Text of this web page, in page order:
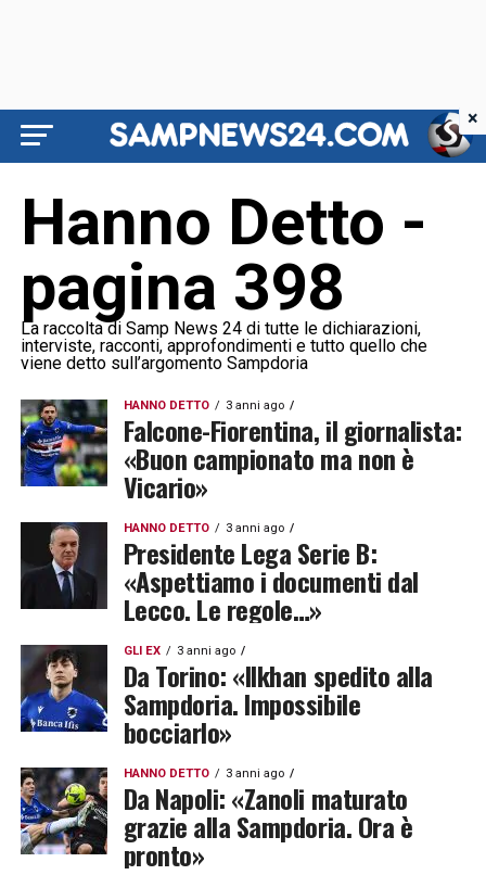
Hanno Detto -
pagina 398
La raccolta di Samp News 24 di tutte le dichiarazioni,
interviste, racconti, approfondimenti e tutto quello che
viene detto sull’argomento Sampdoria
HANNO DETTO 3 anni ago
Falcone-Fiorentina, il giornalista:
«Buon campionato ma non è
Vicario»
HANNO DETTO 3 anni ago
Presidente Lega Serie B:
«Aspettiamo i documenti dal
Lecco. Le regole…»
GLI EX 3 anni ago
Da Torino: «Ilkhan spedito alla
Sampdoria. Impossibile
bocciarlo»
HANNO DETTO 3 anni ago
Da Napoli: «Zanoli maturato
grazie alla Sampdoria. Ora è
pronto»
×